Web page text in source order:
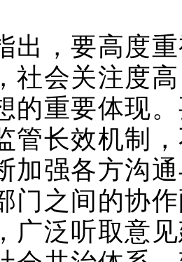
，要高度重
社会关注度
的重要体现
管长效机制
加强各方沟
门之间的协
广泛听取意